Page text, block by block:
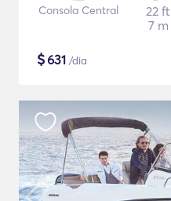
Consola Central
22 ft
7 m
$631 /dia